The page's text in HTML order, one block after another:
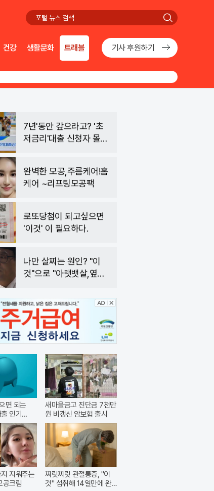
검
건강 생활문화 트래블 기사 후원하기
7년'동안 갚으라고? '초
저금리'대출 신청자 몰렸
완벽한 모공,주름케어!홈
케어 ~리프팅모공팩
로또당첨이 되고싶으면
'이것' 이 필요하다.
나만 살찌는 원인? "이
것"으로 "아랫뱃살,옆구
면 되는
인기...
새마을금고 진단금 7천만
원 비갱신 암보험 출시
지워주는
공크림
찌릿찌릿 관절통증, "이
것" 섭취해 14일만에 완